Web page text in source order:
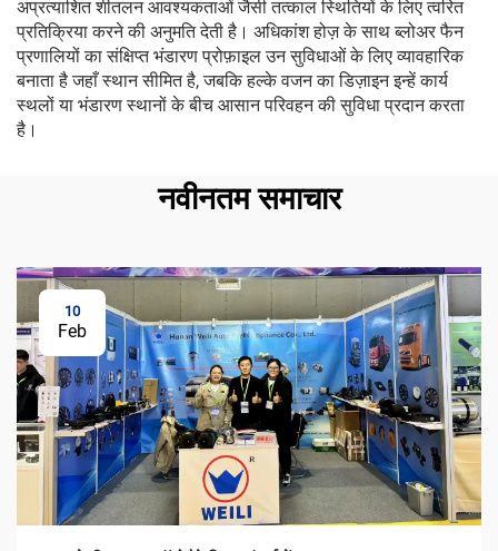
अप्रत्याशित शीतलन आवश्यकताओं जैसी तत्काल स्थितियों के लिए त्वरित
प्रतिक्रिया करने की अनुमति देती है। अधिकांश होज़ के साथ ब्लोअर फैन
प्रणालियों का संक्षिप्त भंडारण प्रोफ़ाइल उन सुविधाओं के लिए व्यावहारिक
बनाता है जहाँ स्थान सीमित है, जबकि हल्के वजन का डिज़ाइन इन्हें कार्य
स्थलों या भंडारण स्थानों के बीच आसान परिवहन की सुविधा प्रदान करता
है।
नवीनतम समाचार
10
Feb